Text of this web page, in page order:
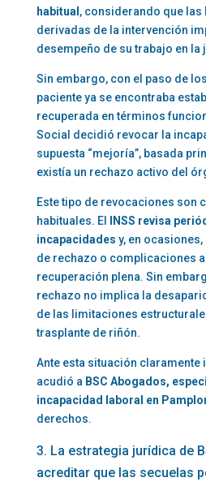
habitual , considerando que
derivadas de la intervención
desempeño de su trabajo en la
Sin embargo, con el paso de
paciente ya se encontraba
recuperada en términos
Social decidió revocar la
supuesta “mejoría”, basada
existía un rechazo activo del
Este tipo de revocaciones son
habituales. El
INSS revisa
incapacidades y, en
de rechazo o complicaciones
recuperación plena. Sin
rechazo no implica la
de las limitaciones
trasplante de riñón.
Ante esta situación claramente
acudió a BSC Abogados,
incapacidad laboral en
derechos.
3. La estrategia jurídica de
acreditar que las secuelas